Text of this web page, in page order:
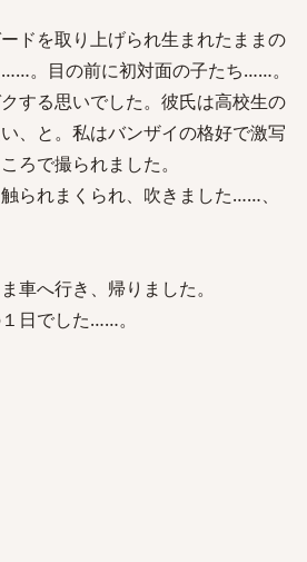
ドを取り上げられ生まれたままの
。目の前に初対面の子たち……。
する思いでした。彼氏は高校生の
、と。私はバンザイの格好で激写
ろで撮られました。
られまくられ、吹きました……、
車へ行き、帰りました。
日でした……。